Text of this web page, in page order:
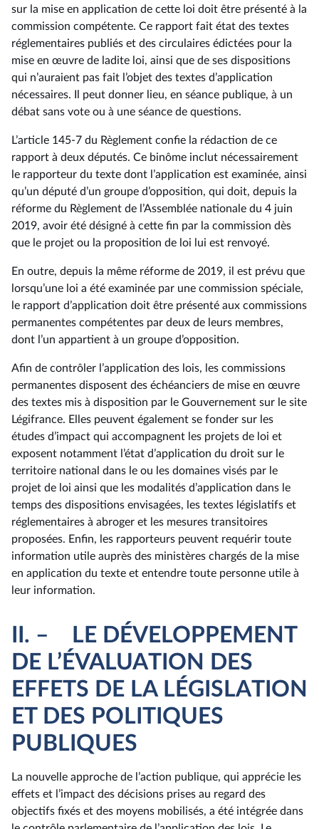
sur la mise en application de cette loi doit être présenté à la
commission compétente. Ce rapport fait état des textes
réglementaires publiés et des circulaires édictées pour la
mise en œuvre de ladite loi, ainsi que de ses dispositions
qui n’auraient pas fait l’objet des textes d’application
nécessaires. Il peut donner lieu, en séance publique, à un
débat sans vote ou à une séance de questions.
L’article 145-7 du Règlement confie la rédaction de ce
rapport à deux députés. Ce binôme inclut nécessairement
le rapporteur du texte dont l’application est examinée, ainsi
qu’un député d’un groupe d’opposition, qui doit, depuis la
réforme du Règlement de l’Assemblée nationale du 4 juin
2019, avoir été désigné à cette fin par la commission dès
que le projet ou la proposition de loi lui est renvoyé.
En outre, depuis la même réforme de 2019, il est prévu que
lorsqu’une loi a été examinée par une commission spéciale,
le rapport d’application doit être présenté aux commissions
permanentes compétentes par deux de leurs membres,
dont l’un appartient à un groupe d’opposition.
Afin de contrôler l’application des lois, les commissions
permanentes disposent des échéanciers de mise en œuvre
des textes mis à disposition par le Gouvernement sur le site
Légifrance. Elles peuvent également se fonder sur les
études d’impact qui accompagnent les projets de loi et
exposent notamment l’état d’application du droit sur le
territoire national dans le ou les domaines visés par le
projet de loi ainsi que les modalités d’application dans le
temps des dispositions envisagées, les textes législatifs et
réglementaires à abroger et les mesures transitoires
proposées. Enfin, les rapporteurs peuvent requérir toute
information utile auprès des ministères chargés de la mise
en application du texte et entendre toute personne utile à
leur information.
II. – LE DÉVELOPPEMENT
DE L’ÉVALUATION DES
EFFETS DE LA LÉGISLATION
ET DES POLITIQUES
PUBLIQUES
La nouvelle approche de l’action publique, qui apprécie les
effets et l’impact des décisions prises au regard des
objectifs fixés et des moyens mobilisés, a été intégrée dans